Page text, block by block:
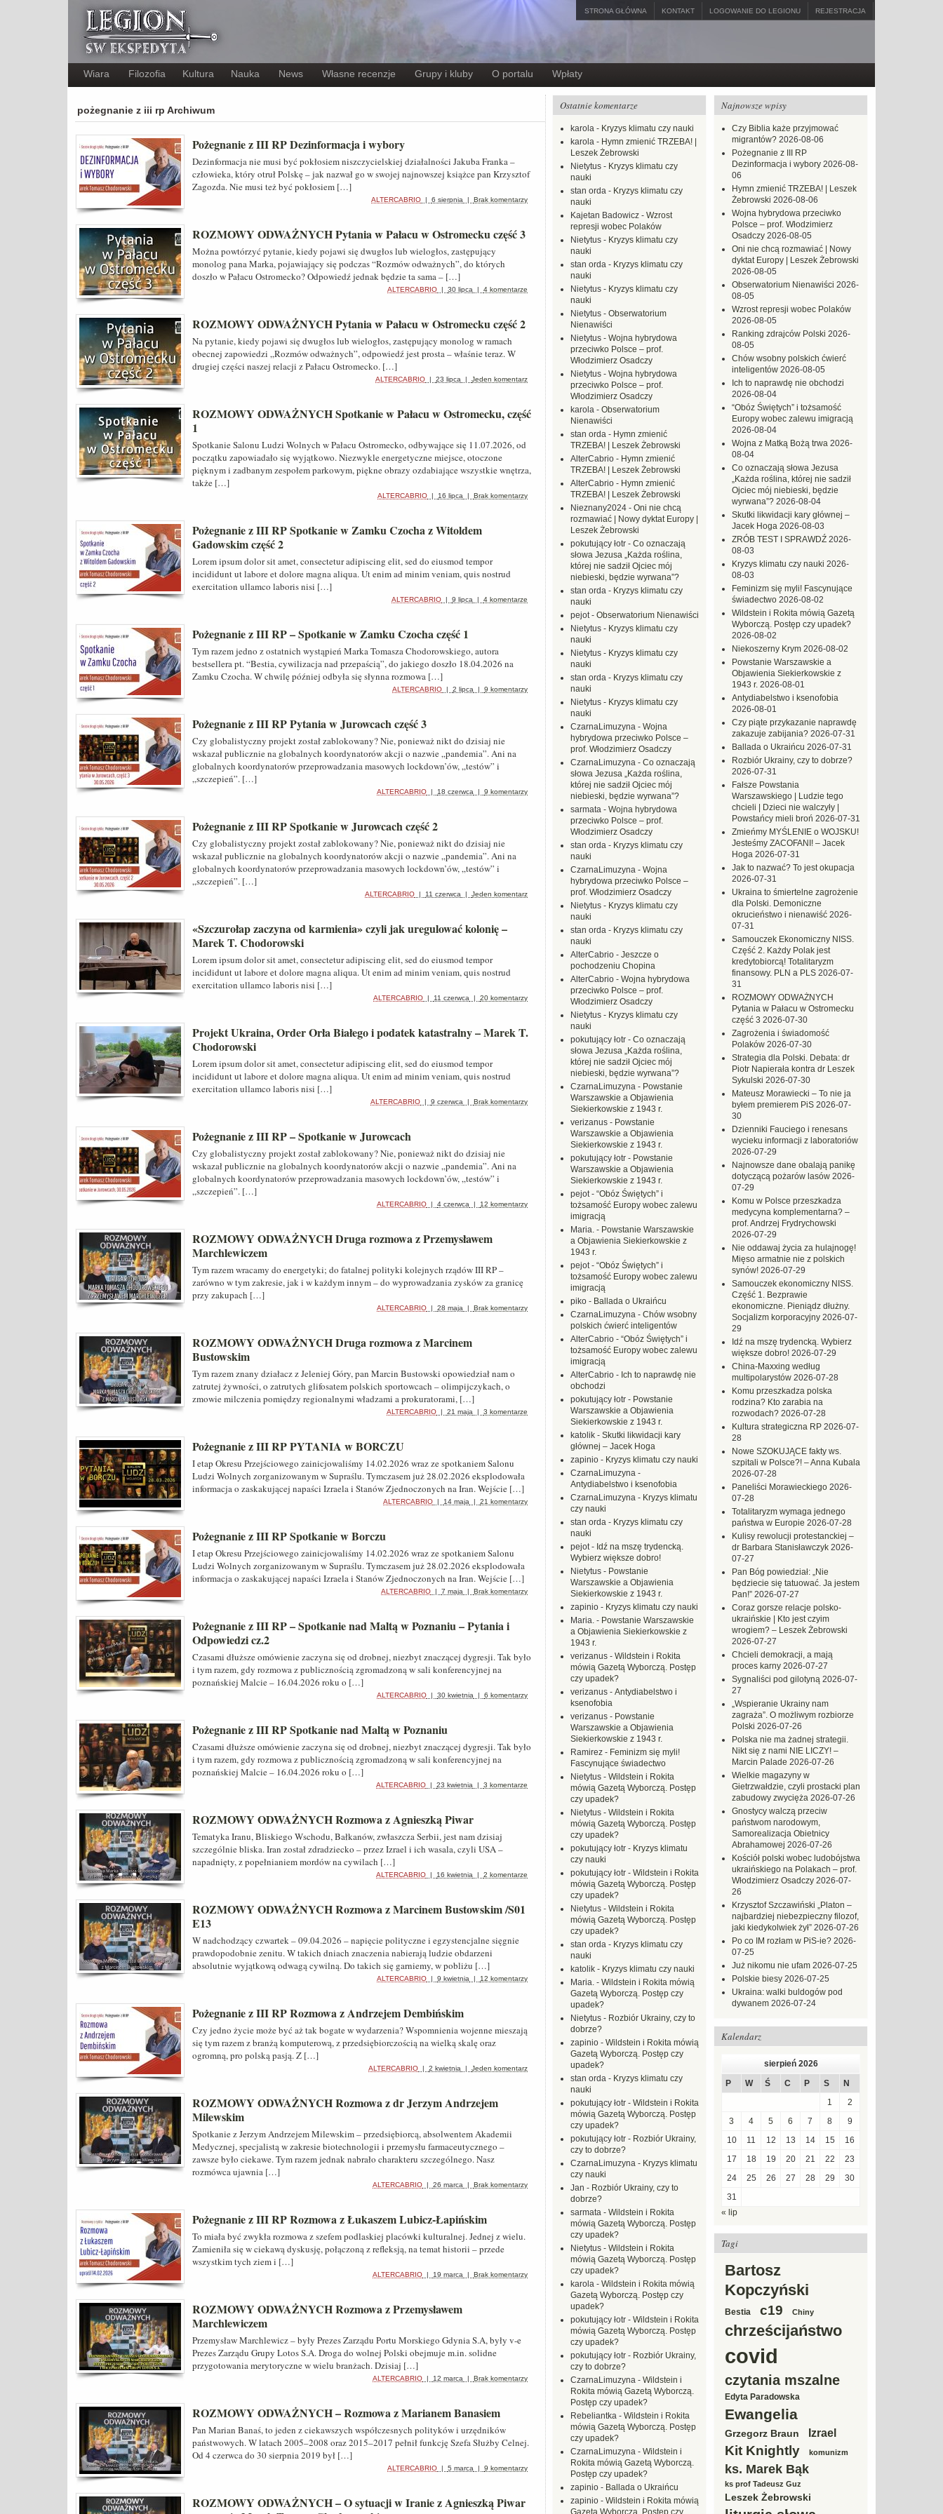
STRONA GŁÓWNA KONTAKT LOGOWANIE DO LEGIONU REJESTRACJA
Wiara Filozofia Kultura Nauka News Własne recenzje Grupy i kluby O portalu Wpłaty
pożegnanie z iii rp Archiwum
Pożegnanie z III RP Dezinformacja i wybory
Dezinformacja nie musi być pokłosiem niszczycielskiej działalności Jakuba Franka –
człowieka, który otruł Polskę – jak nazwał go w swojej najnowszej książce pan Krzysztof
Zagozda. Nie musi też być pokłosiem […]
ALTERCABRIO | 6 sierpnia | Brak komentarzy
ROZMOWY ODWAŻNYCH Pytania w Pałacu w Ostromecku część 3
Można powtórzyć pytanie, kiedy pojawi się dwugłos lub wielogłos, zastępujący
monolog pana Marka, pojawiający się podczas “Rozmów odważnych”, do których
doszło w Pałacu Ostromecko? Odpowiedź jednak będzie ta sama – […]
ALTERCABRIO | 30 lipca | 4 komentarze
ROZMOWY ODWAŻNYCH Pytania w Pałacu w Ostromecku część 2
Na pytanie, kiedy pojawi się dwugłos lub wielogłos, zastępujący monolog w ramach
obecnej zapowiedzi „Rozmów odważnych”, odpowiedź jest prosta – właśnie teraz. W
drugiej części naszej relacji z Pałacu Ostromecko. […]
ALTERCABRIO | 23 lipca | Jeden komentarz
ROZMOWY ODWAŻNYCH Spotkanie w Pałacu w Ostromecku, część
1
Spotkanie Salonu Ludzi Wolnych w Pałacu Ostromecko, odbywające się 11.07.2026, od
początku zapowiadało się wyjątkowo. Niezwykle energetyczne miejsce, otoczone
pięknym i zadbanym zespołem parkowym, piękne obrazy ozdabiające wszystkie wnętrza,
także […]
ALTERCABRIO | 16 lipca | Brak komentarzy
Pożegnanie z III RP Spotkanie w Zamku Czocha z Witoldem
Gadowskim część 2
Lorem ipsum dolor sit amet, consectetur adipiscing elit, sed do eiusmod tempor
incididunt ut labore et dolore magna aliqua. Ut enim ad minim veniam, quis nostrud
exercitation ullamco laboris nisi […]
ALTERCABRIO | 9 lipca | 4 komentarze
Pożegnanie z III RP – Spotkanie w Zamku Czocha część 1
Tym razem jedno z ostatnich wystąpień Marka Tomasza Chodorowskiego, autora
bestsellera pt. “Bestia, cywilizacja nad przepaścią”, do jakiego doszło 18.04.2026 na
Zamku Czocha. W chwilę później odbyła się słynna rozmowa […]
ALTERCABRIO | 2 lipca | 9 komentarzy
Pożegnanie z III RP Pytania w Jurowcach część 3
Czy globalistyczny projekt został zablokowany? Nie, ponieważ nikt do dzisiaj nie
wskazał publicznie na globalnych koordynatorów akcji o nazwie „pandemia”. Ani na
globalnych koordynatorów przeprowadzania masowych lockdown’ów, „testów” i
„szczepień”. […]
ALTERCABRIO | 18 czerwca | 9 komentarzy
Pożegnanie z III RP Spotkanie w Jurowcach część 2
Czy globalistyczny projekt został zablokowany? Nie, ponieważ nikt do dzisiaj nie
wskazał publicznie na globalnych koordynatorów akcji o nazwie „pandemia”. Ani na
globalnych koordynatorów przeprowadzania masowych lockdown’ów, „testów” i
„szczepień”. […]
ALTERCABRIO | 11 czerwca | Jeden komentarz
«Szczurołap zaczyna od karmienia» czyli jak uregulować kolonię –
Marek T. Chodorowski
Lorem ipsum dolor sit amet, consectetur adipiscing elit, sed do eiusmod tempor
incididunt ut labore et dolore magna aliqua. Ut enim ad minim veniam, quis nostrud
exercitation ullamco laboris nisi […]
ALTERCABRIO | 11 czerwca | 20 komentarzy
Projekt Ukraina, Order Orła Białego i podatek katastralny – Marek T.
Chodorowski
Lorem ipsum dolor sit amet, consectetur adipiscing elit, sed do eiusmod tempor
incididunt ut labore et dolore magna aliqua. Ut enim ad minim veniam, quis nostrud
exercitation ullamco laboris nisi […]
ALTERCABRIO | 9 czerwca | Brak komentarzy
Pożegnanie z III RP – Spotkanie w Jurowcach
Czy globalistyczny projekt został zablokowany? Nie, ponieważ nikt do dzisiaj nie
wskazał publicznie na globalnych koordynatorów akcji o nazwie „pandemia”. Ani na
globalnych koordynatorów przeprowadzania masowych lockdown’ów, „testów” i
„szczepień”. […]
ALTERCABRIO | 4 czerwca | 12 komentarzy
ROZMOWY ODWAŻNYCH Druga rozmowa z Przemysławem
Marchlewiczem
Tym razem wracamy do energetyki; do fatalnej polityki kolejnych rządów III RP –
zarówno w tym zakresie, jak i w każdym innym – do wyprowadzania zysków za granicę
przy zakupach […]
ALTERCABRIO | 28 maja | Brak komentarzy
ROZMOWY ODWAŻNYCH Druga rozmowa z Marcinem
Bustowskim
Tym razem znany działacz z Jeleniej Góry, pan Marcin Bustowski opowiedział nam o
zatrutej żywności, o zatrutych glifosatem polskich sportowcach – olimpijczykach, o
zmowie milczenia pomiędzy regionalnymi władzami a prokuratorami, […]
ALTERCABRIO | 21 maja | 3 komentarze
Pożegnanie z III RP PYTANIA w BORCZU
I etap Okresu Przejściowego zainicjowaliśmy 14.02.2026 wraz ze spotkaniem Salonu
Ludzi Wolnych zorganizowanym w Supraślu. Tymczasem już 28.02.2026 eksplodowała
informacja o zaskakującej napaści Izraela i Stanów Zjednoczonych na Iran. Wejście […]
ALTERCABRIO | 14 maja | 21 komentarzy
Pożegnanie z III RP Spotkanie w Borczu
I etap Okresu Przejściowego zainicjowaliśmy 14.02.2026 wraz ze spotkaniem Salonu
Ludzi Wolnych zorganizowanym w Supraślu. Tymczasem już 28.02.2026 eksplodowała
informacja o zaskakującej napaści Izraela i Stanów Zjednoczonych na Iran. Wejście […]
ALTERCABRIO | 7 maja | Brak komentarzy
Pożegnanie z III RP – Spotkanie nad Maltą w Poznaniu – Pytania i
Odpowiedzi cz.2
Czasami dłuższe omówienie zaczyna się od drobnej, niezbyt znaczącej dygresji. Tak było
i tym razem, gdy rozmowa z publicznością zgromadzoną w sali konferencyjnej na
poznańskiej Malcie – 16.04.2026 roku o […]
ALTERCABRIO | 30 kwietnia | 6 komentarzy
Pożegnanie z III RP Spotkanie nad Maltą w Poznaniu
Czasami dłuższe omówienie zaczyna się od drobnej, niezbyt znaczącej dygresji. Tak było
i tym razem, gdy rozmowa z publicznością zgromadzoną w sali konferencyjnej na
poznańskiej Malcie – 16.04.2026 roku o […]
ALTERCABRIO | 23 kwietnia | 3 komentarze
ROZMOWY ODWAŻNYCH Rozmowa z Agnieszką Piwar
Tematyka Iranu, Bliskiego Wschodu, Bałkanów, zwłaszcza Serbii, jest nam dzisiaj
szczególnie bliska. Iran został zdradziecko – przez Izrael i ich wasala, czyli USA –
napadnięty, z popełnianiem mordów na cywilach […]
ALTERCABRIO | 16 kwietnia | 2 komentarze
ROZMOWY ODWAŻNYCH Rozmowa z Marcinem Bustowskim /S01
E13
W nadchodzący czwartek – 09.04.2026 – napięcie polityczne i egzystencjalne sięgnie
prawdopodobnie zenitu. W takich dniach znaczenia nabierają ludzie obdarzeni
absolutnie wyjątkową odwagą cywilną. Do takich się garniemy, w pobliżu […]
ALTERCABRIO | 9 kwietnia | 12 komentarzy
Pożegnanie z III RP Rozmowa z Andrzejem Dembińskim
Czy jedno życie może być aż tak bogate w wydarzenia? Wspomnienia wojenne mieszają
się tym razem z branżą komputerową, z przedsiębiorczością na wielką skalę oraz
ogromną, pro polską pasją. Z […]
ALTERCABRIO | 2 kwietnia | Jeden komentarz
ROZMOWY ODWAŻNYCH Rozmowa z dr Jerzym Andrzejem
Milewskim
Spotkanie z Jerzym Andrzejem Milewskim – przedsiębiorcą, absolwentem Akademii
Medycznej, specjalistą w zakresie biotechnologii i przemysłu farmaceutycznego –
zawsze było ciekawe. Tym razem jednak nabrało charakteru szczególnego. Nasz
rozmówca ujawnia […]
ALTERCABRIO | 26 marca | Brak komentarzy
Pożegnanie z III RP Rozmowa z Łukaszem Lubicz-Łapińskim
To miała być zwykła rozmowa z szefem podlaskiej placówki kulturalnej. Jednej z wielu.
Zamieniła się w ciekawą dyskusję, połączoną z refleksją, na temat historii – przede
wszystkim tych ziem i […]
ALTERCABRIO | 19 marca | Brak komentarzy
ROZMOWY ODWAŻNYCH Rozmowa z Przemysławem
Marchlewiczem
Przemysław Marchlewicz – były Prezes Zarządu Portu Morskiego Gdynia S.A, były v-e
Prezes Zarządu Grupy Lotos S.A. Droga do wolnej Polski obejmuje m.in. solidne
przygotowania merytoryczne w wielu branżach. Dzisiaj […]
ALTERCABRIO | 12 marca | Brak komentarzy
ROZMOWY ODWAŻNYCH – Rozmowa z Marianem Banasiem
Pan Marian Banaś, to jeden z ciekawszych współczesnych polityków i urzędników
państwowych. W latach 2005–2008 oraz 2015–2017 pełnił funkcję Szefa Służby Celnej.
Od 4 czerwca do 30 sierpnia 2019 był […]
ALTERCABRIO | 5 marca | 9 komentarzy
ROZMOWY ODWAŻNYCH – O sytuacji w Iranie z Agnieszką Piwar
Najnowsze wpisy
Czy Biblia każe przyjmować
migrantów? 2026-08-06
Pożegnanie z III RP
Dezinformacja i wybory 2026-08-
06
Hymn zmienić TRZEBA! | Leszek
Żebrowski 2026-08-06
Wojna hybrydowa przeciwko
Polsce – prof. Włodzimierz
Osadczy 2026-08-05
Oni nie chcą rozmawiać | Nowy
dyktat Europy | Leszek Żebrowski
2026-08-05
Obserwatorium Nienawiści 2026-
08-05
Wzrost represji wobec Polaków
2026-08-05
Ranking zdrajców Polski 2026-
08-05
Chów wsobny polskich ćwierć
inteligentów 2026-08-05
Ich to naprawdę nie obchodzi
2026-08-04
“Obóz Świętych” i tożsamość
Europy wobec zalewu imigracją
2026-08-04
Wojna z Matką Bożą trwa 2026-
08-04
Co oznaczają słowa Jezusa
„Każda roślina, której nie sadził
Ojciec mój niebieski, będzie
wyrwana”? 2026-08-04
Skutki likwidacji kary głównej –
Jacek Hoga 2026-08-03
ZRÓB TEST I SPRAWDŹ 2026-
08-03
Kryzys klimatu czy nauki 2026-
08-03
Feminizm się myli! Fascynujące
świadectwo 2026-08-02
Wildstein i Rokita mówią Gazetą
Wyborczą. Postęp czy upadek?
2026-08-02
Niekoszerny Krym 2026-08-02
Powstanie Warszawskie a
Objawienia Siekierkowskie z
1943 r. 2026-08-01
Antydiabelstwo i ksenofobia
2026-08-01
Czy piąte przykazanie naprawdę
zakazuje zabijania? 2026-07-31
Ballada o Ukraińcu 2026-07-31
Rozbiór Ukrainy, czy to dobrze?
2026-07-31
Fałsze Powstania
Warszawskiego | Ludzie tego
chcieli | Dzieci nie walczyły |
Powstańcy mieli broń 2026-07-31
Zmieńmy MYŚLENIE o WOJSKU!
Jesteśmy ZACOFANI! – Jacek
Hoga 2026-07-31
Jak to nazwać? To jest okupacja
2026-07-31
Ukraina to śmiertelne zagrożenie
dla Polski. Demoniczne
okrucieństwo i nienawiść 2026-
07-31
Samouczek Ekonomiczny NISS.
Część 2. Każdy Polak jest
kredytobiorcą! Totalitaryzm
finansowy. PLN a PLS 2026-07-
31
ROZMOWY ODWAŻNYCH
Pytania w Pałacu w Ostromecku
część 3 2026-07-30
Zagrożenia i świadomość
Polaków 2026-07-30
Strategia dla Polski. Debata: dr
Piotr Napierała kontra dr Leszek
Sykulski 2026-07-30
Mateusz Morawiecki – To nie ja
byłem premierem PiS 2026-07-
30
Dzienniki Fauciego i renesans
wycieku informacji z laboratoriów
2026-07-29
Najnowsze dane obalają panikę
dotyczącą pożarów lasów 2026-
07-29
Komu w Polsce przeszkadza
medycyna komplementarna? –
prof. Andrzej Frydrychowski
2026-07-29
Nie oddawaj życia za hulajnogę!
Mięso armatnie nie z polskich
synów! 2026-07-29
Samouczek ekonomiczny NISS.
Część 1. Bezprawie
ekonomiczne. Pieniądz dłużny.
Socjalizm korporacyjny 2026-07-
29
Idź na mszę trydencką. Wybierz
większe dobro! 2026-07-29
China-Maxxing według
multipolarystów 2026-07-28
Komu przeszkadza polska
rodzina? Kto zarabia na
rozwodach? 2026-07-28
Kultura strategiczna RP 2026-07-
28
Nowe SZOKUJĄCE fakty ws.
szpitali w Polsce?! – Anna Kubala
2026-07-28
Paneliści Morawieckiego 2026-
07-28
Totalitaryzm wymaga jednego
państwa w Europie 2026-07-28
Kulisy rewolucji protestanckiej –
dr Barbara Stanisławczyk 2026-
07-27
Pan Bóg powiedział: „Nie
będziecie się tatuować. Ja jestem
Pan!” 2026-07-27
Coraz gorsze relacje polsko-
ukraińskie | Kto jest czyim
wrogiem? – Leszek Żebrowski
2026-07-27
Chcieli demokracji, a mają
proces karny 2026-07-27
Sygnaliści pod gilotyną 2026-07-
27
„Wspieranie Ukrainy nam
zagraża”. O możliwym rozbiorze
Polski 2026-07-26
Polska nie ma żadnej strategii.
Nikt się z nami NIE LICZY! –
Marcin Palade 2026-07-26
Wielkie magazyny w
Gietrzwałdzie, czyli prostacki plan
zabudowy zwycięża 2026-07-26
Gnostycy walczą przeciw
państwom narodowym,
Samorealizacja Obietnicy
Abrahamowej 2026-07-26
Kościół polski wobec ludobójstwa
ukraińskiego na Polakach – prof.
Włodzimierz Osadczy 2026-07-
26
Krzysztof Szczawiński „Platon –
najbardziej niebezpieczny filozof,
jaki kiedykolwiek żył” 2026-07-26
Po co IM rozłam w PiS-ie? 2026-
07-25
Już nikomu nie ufam 2026-07-25
Polskie biesy 2026-07-25
Ukraina: walki buldogów pod
dywanem 2026-07-24
Kalendarz
sierpień 2026
P
W Ś C P S
N
1
2
3
4 5 6 7 8
9
10
11 12 13 14 15
16
17
18 19 20 21 22
23
24
25 26 27 28 29
30
31
« lip
Tagi
Bartosz
Kopczyński
Bestia c19 Chiny
chrześcijaństwo
covid
czytania mszalne
Edyta Paradowska
Ewangelia
Grzegorz Braun Izrael
Kit Knightly komunizm
ks. Marek Bąk
ks prof Tadeusz Guz
Leszek Żebrowski
Ostatnie komentarze
karola - Kryzys klimatu czy nauki
karola - Hymn zmienić TRZEBA! |
Leszek Żebrowski
Nietytus - Kryzys klimatu czy
nauki
stan orda - Kryzys klimatu czy
nauki
Kajetan Badowicz - Wzrost
represji wobec Polaków
Nietytus - Kryzys klimatu czy
nauki
stan orda - Kryzys klimatu czy
nauki
Nietytus - Kryzys klimatu czy
nauki
Nietytus - Obserwatorium
Nienawiści
Nietytus - Wojna hybrydowa
przeciwko Polsce – prof.
Włodzimierz Osadczy
Nietytus - Wojna hybrydowa
przeciwko Polsce – prof.
Włodzimierz Osadczy
karola - Obserwatorium
Nienawiści
stan orda - Hymn zmienić
TRZEBA! | Leszek Żebrowski
AlterCabrio - Hymn zmienić
TRZEBA! | Leszek Żebrowski
AlterCabrio - Hymn zmienić
TRZEBA! | Leszek Żebrowski
Nieznany2024 - Oni nie chcą
rozmawiać | Nowy dyktat Europy |
Leszek Żebrowski
pokutujący łotr - Co oznaczają
słowa Jezusa „Każda roślina,
której nie sadził Ojciec mój
niebieski, będzie wyrwana”?
stan orda - Kryzys klimatu czy
nauki
pejot- Obserwatorium Nienawiści
Nietytus - Kryzys klimatu czy
nauki
Nietytus - Kryzys klimatu czy
nauki
stan orda - Kryzys klimatu czy
nauki
Nietytus - Kryzys klimatu czy
nauki
CzarnaLimuzyna - Wojna
hybrydowa przeciwko Polsce –
prof. Włodzimierz Osadczy
CzarnaLimuzyna - Co oznaczają
słowa Jezusa „Każda roślina,
której nie sadził Ojciec mój
niebieski, będzie wyrwana”?
sarmata - Wojna hybrydowa
przeciwko Polsce – prof.
Włodzimierz Osadczy
stan orda - Kryzys klimatu czy
nauki
CzarnaLimuzyna - Wojna
hybrydowa przeciwko Polsce –
prof. Włodzimierz Osadczy
Nietytus - Kryzys klimatu czy
nauki
stan orda - Kryzys klimatu czy
nauki
AlterCabrio - Jeszcze o
pochodzeniu Chopina
AlterCabrio - Wojna hybrydowa
przeciwko Polsce – prof.
Włodzimierz Osadczy
Nietytus - Kryzys klimatu czy
nauki
pokutujący łotr - Co oznaczają
słowa Jezusa „Każda roślina,
której nie sadził Ojciec mój
niebieski, będzie wyrwana”?
CzarnaLimuzyna - Powstanie
Warszawskie a Objawienia
Siekierkowskie z 1943 r.
verizanus - Powstanie
Warszawskie a Objawienia
Siekierkowskie z 1943 r.
pokutujący łotr - Powstanie
Warszawskie a Objawienia
Siekierkowskie z 1943 r.
pejot- “Obóz Świętych” i
tożsamość Europy wobec zalewu
imigracją
Maria. - Powstanie Warszawskie
a Objawienia Siekierkowskie z
1943 r.
pejot- “Obóz Świętych” i
tożsamość Europy wobec zalewu
imigracją
piko - Ballada o Ukraińcu
CzarnaLimuzyna - Chów wsobny
polskich ćwierć inteligentów
AlterCabrio - “Obóz Świętych” i
tożsamość Europy wobec zalewu
imigracją
AlterCabrio - Ich to naprawdę nie
obchodzi
pokutujący łotr - Powstanie
Warszawskie a Objawienia
Siekierkowskie z 1943 r.
katolik - Skutki likwidacji kary
głównej – Jacek Hoga
zapinio - Kryzys klimatu czy nauki
CzarnaLimuzyna -
Antydiabelstwo i ksenofobia
CzarnaLimuzyna - Kryzys klimatu
czy nauki
stan orda - Kryzys klimatu czy
nauki
pejot- Idź na mszę trydencką.
Wybierz większe dobro!
Nietytus - Powstanie
Warszawskie a Objawienia
Siekierkowskie z 1943 r.
zapinio - Kryzys klimatu czy nauki
Maria. - Powstanie Warszawskie
a Objawienia Siekierkowskie z
1943 r.
verizanus - Wildstein i Rokita
mówią Gazetą Wyborczą. Postęp
czy upadek?
verizanus - Antydiabelstwo i
ksenofobia
verizanus - Powstanie
Warszawskie a Objawienia
Siekierkowskie z 1943 r.
Ramirez - Feminizm się myli!
Fascynujące świadectwo
Nietytus - Wildstein i Rokita
mówią Gazetą Wyborczą. Postęp
czy upadek?
Nietytus - Wildstein i Rokita
mówią Gazetą Wyborczą. Postęp
czy upadek?
pokutujący łotr - Kryzys klimatu
czy nauki
pokutujący łotr - Wildstein i Rokita
mówią Gazetą Wyborczą. Postęp
czy upadek?
Nietytus - Wildstein i Rokita
mówią Gazetą Wyborczą. Postęp
czy upadek?
stan orda - Kryzys klimatu czy
nauki
katolik - Kryzys klimatu czy nauki
Maria. - Wildstein i Rokita mówią
Gazetą Wyborczą. Postęp czy
upadek?
Nietytus - Rozbiór Ukrainy, czy to
dobrze?
zapinio - Wildstein i Rokita mówią
Gazetą Wyborczą. Postęp czy
upadek?
stan orda - Kryzys klimatu czy
nauki
pokutujący łotr - Wildstein i Rokita
mówią Gazetą Wyborczą. Postęp
czy upadek?
pokutujący łotr - Rozbiór Ukrainy,
czy to dobrze?
CzarnaLimuzyna - Kryzys klimatu
czy nauki
Jan - Rozbiór Ukrainy, czy to
dobrze?
sarmata - Wildstein i Rokita
mówią Gazetą Wyborczą. Postęp
czy upadek?
Nietytus - Wildstein i Rokita
mówią Gazetą Wyborczą. Postęp
czy upadek?
karola - Wildstein i Rokita mówią
Gazetą Wyborczą. Postęp czy
upadek?
pokutujący łotr - Wildstein i Rokita
mówią Gazetą Wyborczą. Postęp
czy upadek?
pokutujący łotr - Rozbiór Ukrainy,
czy to dobrze?
CzarnaLimuzyna - Wildstein i
Rokita mówią Gazetą Wyborczą.
Postęp czy upadek?
Rebeliantka - Wildstein i Rokita
mówią Gazetą Wyborczą. Postęp
czy upadek?
CzarnaLimuzyna - Wildstein i
Rokita mówią Gazetą Wyborczą.
Postęp czy upadek?
zapinio - Ballada o Ukraińcu
zapinio - Wildstein i Rokita mówią
Gazetą Wyborczą. Postęp czy